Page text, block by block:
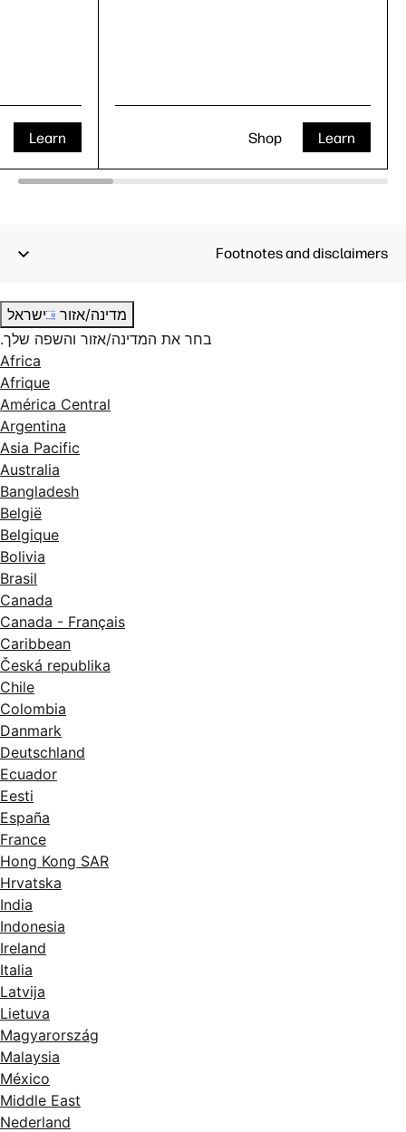
Learn Learn
Shop
Footnotes and disclaimers
מדינה/אזור
ישראל
בחר את המדינה/אזור והשפה שלך.
Africa
Afrique
América Central
Argentina
Asia Pacific
Australia
Bangladesh
België
Belgique
Bolivia
Brasil
Canada
Canada - Français
Caribbean
Česká republika
Chile
Colombia
Danmark
Deutschland
Ecuador
Eesti
España
France
Hong Kong SAR
Hrvatska
India
Indonesia
Ireland
Italia
Latvija
Lietuva
Magyarország
Malaysia
México
Middle East
Nederland